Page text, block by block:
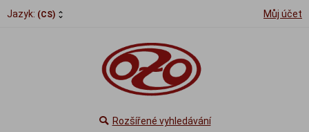
Jazyk: (CS) Můj účet
Rozšířené vyhledávání